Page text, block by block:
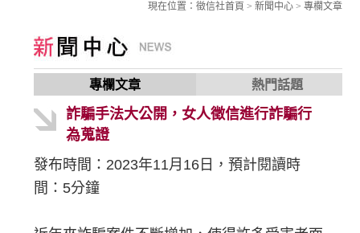
現在位置： 徵信社首頁 > 新聞中心 > 專欄文章
專欄文章 熱門話題
詐騙手法大公開，女人徵信進行詐騙行
為蒐證
發布時間：2023年11月16日，預計閱讀時
間：5分鐘